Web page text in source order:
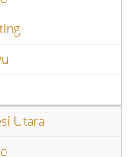
Utara